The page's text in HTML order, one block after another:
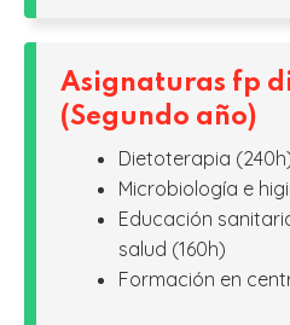
Asignaturas fp
(Segundo año)
Dietoterapia
Microbiología e
Educación
salud (160h)
Formación en